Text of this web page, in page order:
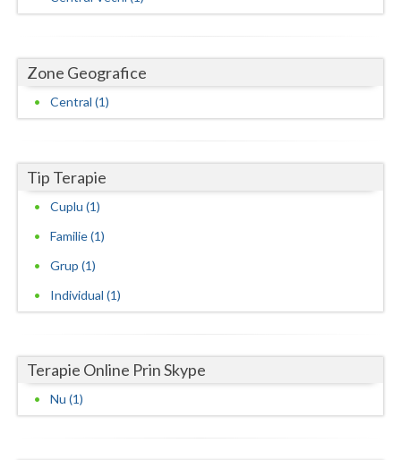
Harghita
Ialomita
Maramures
Neamt
Prahova
Salaj
Zone Geografice
Central (1)
Tip Terapie
Cuplu (1)
Familie (1)
Grup (1)
Individual (1)
Terapie Online Prin Skype
Nu (1)